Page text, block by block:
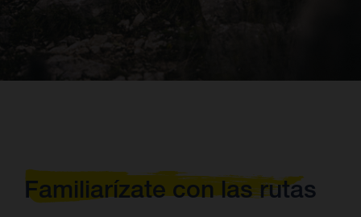
Familiarízate con las rutas